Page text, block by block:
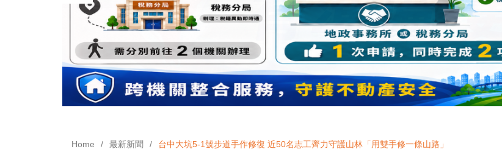
Home 最新新聞 台中大坑5-1號步道手作修復 近50名志工齊力守護山林「用雙手修一條山路」